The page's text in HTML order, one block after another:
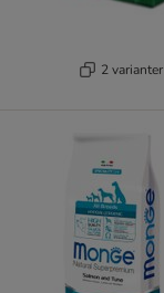
2 varianter